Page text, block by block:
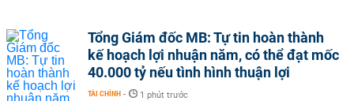
Tổng Giám đốc MB: Tự tin hoàn thành
kế hoạch lợi nhuận năm, có thể đạt mốc
40.000 tỷ nếu tình hình thuận lợi
TÀI CHÍNH - 1 phút trước